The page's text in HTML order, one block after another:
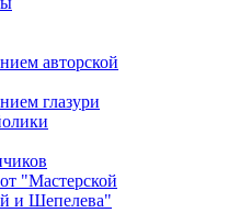
авторской
глазури
"Мастерской
и Шепелева"